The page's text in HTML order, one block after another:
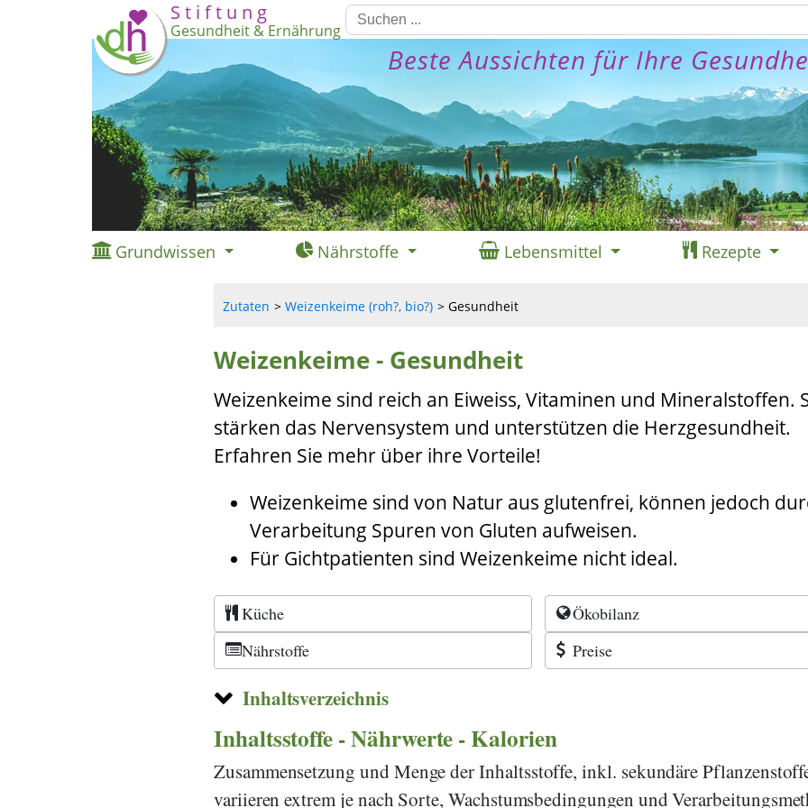
S t i f t u n g
Gesundheit & Ernährung
Beste Aussichten für Ihre
Grundwissen Nährstoffe Lebensmittel Rezepte
Zutaten Weizenkeime (roh?, bio?) Gesundheit
Weizenkeime - Gesundheit
Weizenkeime sind reich an Eiweiss, Vitaminen und Mineralstoffen.
stärken das Nervensystem und unterstützen die Herzgesundheit.
Erfahren Sie mehr über ihre Vorteile!
Weizenkeime sind von Natur aus glutenfrei, können jedoch
Verarbeitung Spuren von Gluten aufweisen.
Für Gichtpatienten sind Weizenkeime nicht ideal.
Küche
Ökobilanz
Nährstoffe
Preise
Inhaltsverzeichnis
Inhaltsstoffe - Nährwerte - Kalorien
Zusammensetzung und Menge der Inhaltsstoffe, inkl. sekundäre
variieren extrem je nach Sorte, Wachstumsbedingungen und